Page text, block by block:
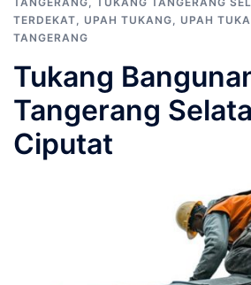
TERDEKAT, UPAH TUKANG, UPAH
TANGERANG
Tukang
Tangerang
Ciputat